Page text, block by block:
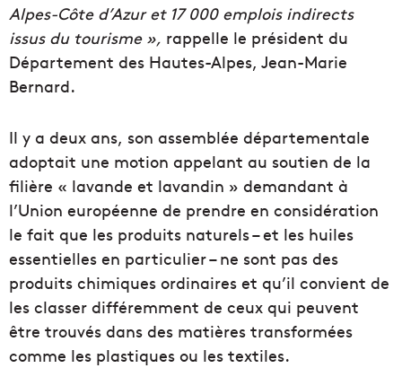
Alpes-Côte d’Azur et 17 000 emplois indirects
issus du tourisme », rappelle le président du
Département des Hautes-Alpes, Jean-Marie
Bernard.
Il y a deux ans, son assemblée départementale
adoptait une motion appelant au soutien de la
filière « lavande et lavandin » demandant à
l’Union européenne de prendre en considération
le fait que les produits naturels – et les huiles
essentielles en particulier – ne sont pas des
produits chimiques ordinaires et qu’il convient de
les classer différemment de ceux qui peuvent
être trouvés dans des matières transformées
comme les plastiques ou les textiles.